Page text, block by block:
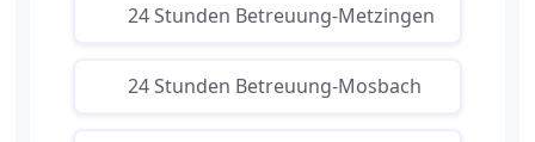
24 Stunden Betreuung-Metzingen
24 Stunden Betreuung-Mosbach